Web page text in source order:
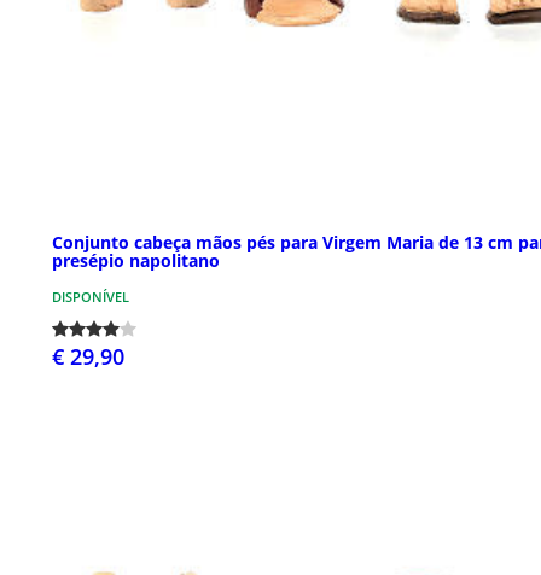
Conjunto cabeça mãos pés para Virgem Maria de 13 cm
presépio napolitano
DISPONÍVEL
€ 29,90